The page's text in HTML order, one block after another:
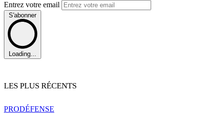
Entrez votre email
S'abonner
Loading...
LES PLUS RÉCENTS
PRODÉFENSE